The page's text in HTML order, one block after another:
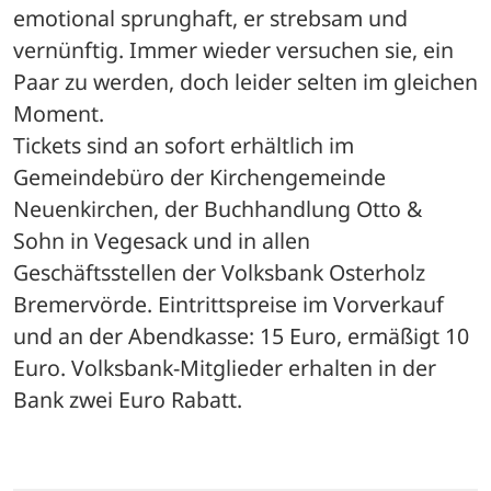
emotional sprunghaft, er strebsam und
vernünftig. Immer wieder versuchen sie, ein
Paar zu werden, doch leider selten im gleichen
Moment.
Tickets sind an sofort erhältlich im
Gemeindebüro der Kirchengemeinde
Neuenkirchen, der Buchhandlung Otto &
Sohn in Vegesack und in allen
Geschäftsstellen der Volksbank Osterholz
Bremervörde. Eintrittspreise im Vorverkauf
und an der Abendkasse: 15 Euro, ermäßigt 10
Euro. Volksbank-Mitglieder erhalten in der
Bank zwei Euro Rabatt.